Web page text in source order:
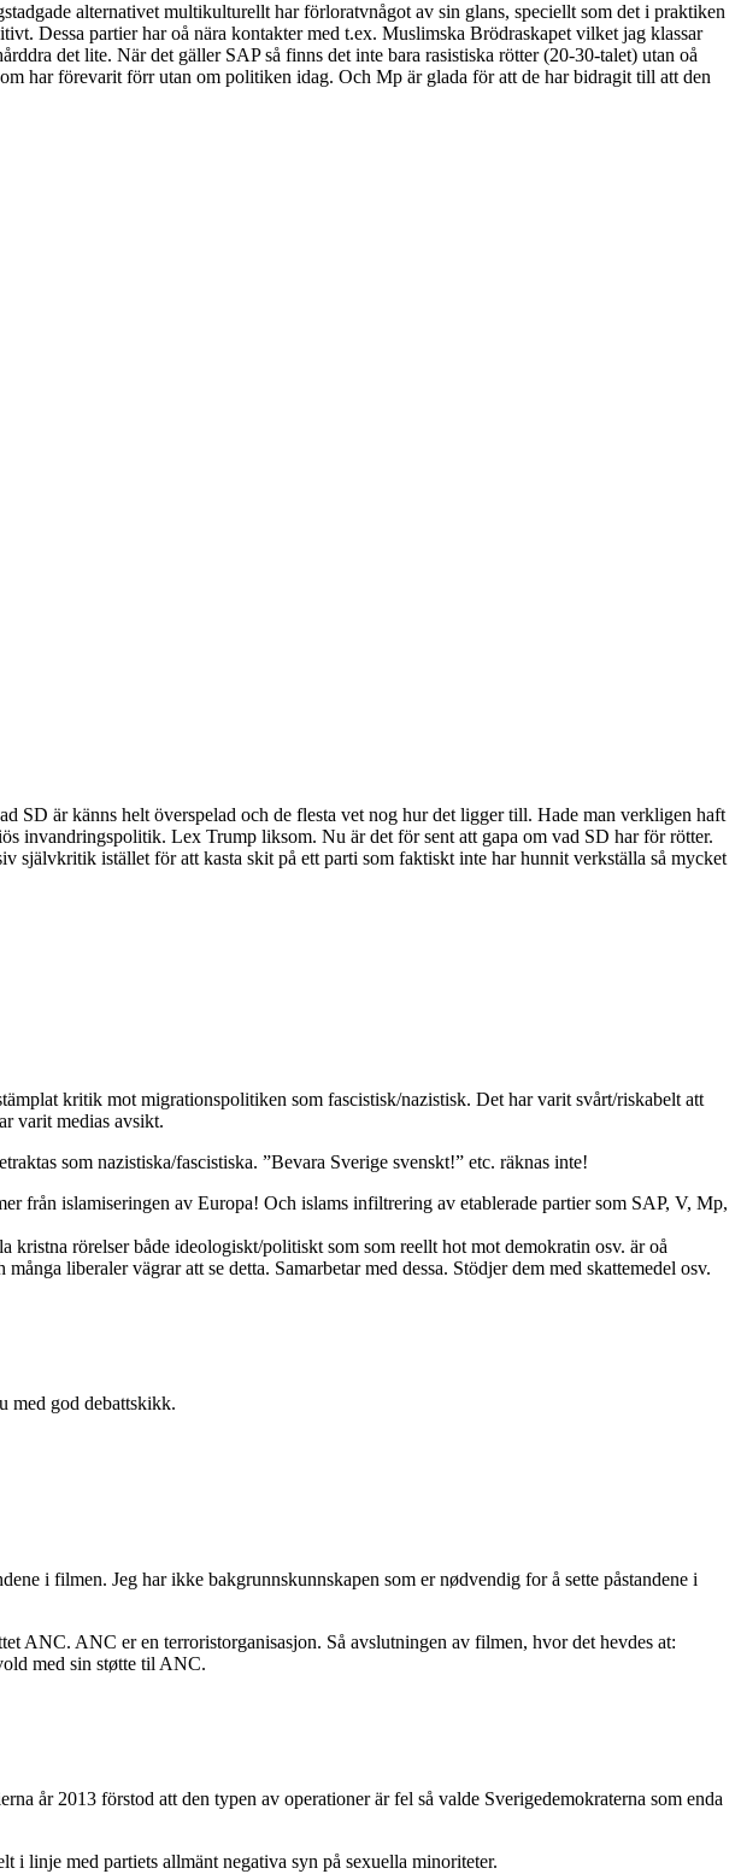
alternativet multikulturellt har förloratvnågot av sin glans, speciellt som det i praktiken
Dessa partier har oå nära kontakter med t.ex. Muslimska Brödraskapet vilket jag klassar
det lite. När det gäller SAP så finns det inte bara rasistiska rötter (20-30-talet) utan oå
har förevarit förr utan om politiken idag. Och Mp är glada för att de har bidragit till att den
är känns helt överspelad och de flesta vet nog hur det ligger till. Hade man verkligen haft
invandringspolitik. Lex Trump liksom. Nu är det för sent att gapa om vad SD har för rötter.
självkritik istället för att kasta skit på ett parti som faktiskt inte har hunnit verkställa så mycket
kritik mot migrationspolitiken som fascistisk/nazistisk. Det har varit svårt/riskabelt att
varit medias avsikt.
som nazistiska/fascistiska. ”Bevara Sverige svenskt!” etc. räknas inte!
från islamiseringen av Europa! Och islams infiltrering av etablerade partier som SAP, V, Mp,
rörelser både ideologiskt/politiskt som som reellt hot mot demokratin osv. är oå
liberaler vägrar att se detta. Samarbetar med dessa. Stödjer dem med skattemedel osv.
med god debattskikk.
i filmen. Jeg har ikke bakgrunnskunnskapen som er nødvendig for å sette påstandene i
ANC. ANC er en terroristorganisasjon. Så avslutningen av filmen, hvor det hevdes at:
med sin støtte til ANC.
år 2013 förstod att den typen av operationer är fel så valde Sverigedemokraterna som enda
i linje med partiets allmänt negativa syn på sexuella minoriteter.